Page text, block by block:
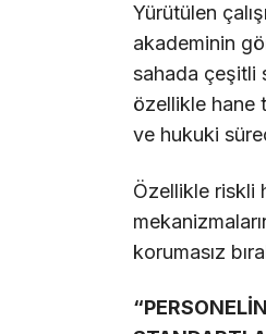
Yürütülen
akademinin
sahada çeşitli
özellikle hane
ve hukuki
Özellikle riskli
korumasız